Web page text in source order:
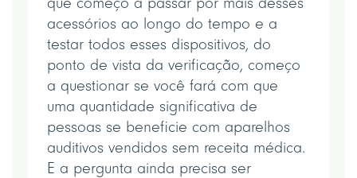
acessórios ao longo do tempo e a
testar todos esses dispositivos, do
ponto de vista da verificação, começo
a questionar se você fará com que
uma quantidade significativa de
pessoas se beneficie com aparelhos
auditivos vendidos sem receita médica.
E a pergunta ainda precisa ser